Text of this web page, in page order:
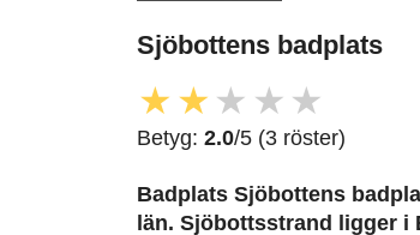
Sjöbottens badplats
★ ★ ★ ★ ★
Betyg: 2.0/5 (3 röster)
Badplats Sjöbottens
län. Sjöbottsstrand ligger i